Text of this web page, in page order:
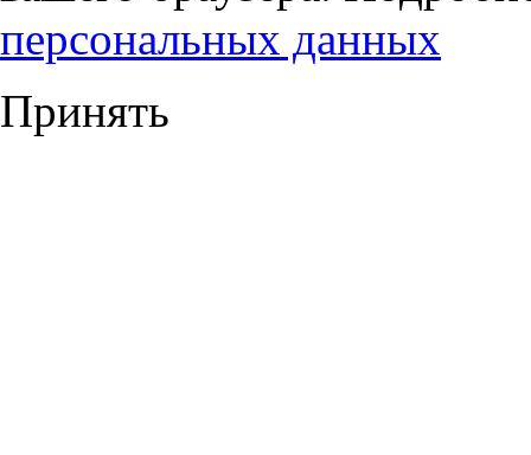
персональных данных
Принять